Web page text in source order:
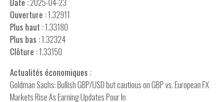
Ouverture :1.32911
Plus haut :1.33180
Plus bas :1.32324
Clôture :1.33150
Actualités économiques :
Goldman Sachs: Bullish GBP/USD but cautious on GBP vs. European FX
Markets Rise As Earning Updates Pour In